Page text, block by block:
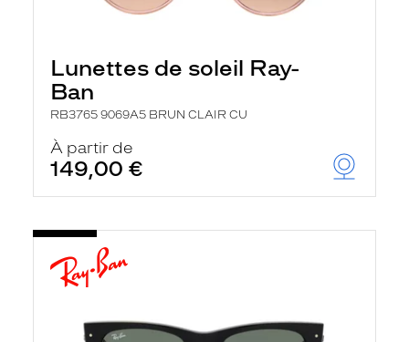
Lunettes de soleil Ray-
Ban
RB3765 9069A5 BRUN CLAIR CU
À partir de
149,00 €